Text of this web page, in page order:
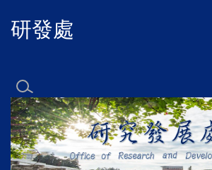
到
容
區
研發處